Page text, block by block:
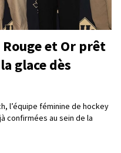
et Or prêt
glace dès
l’équipe féminine de hockey
confirmées au sein de la